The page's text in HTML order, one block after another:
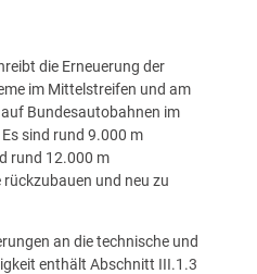
die Erneuerung der
im Mittelstreifen und am
Bundesautobahnen im
sind rund 9.000 m
rund 12.000 m
und neu zu
an die technische und
enthält Abschnitt III.1.3